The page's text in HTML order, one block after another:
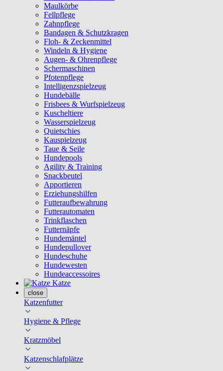
Maulkörbe
Fellpflege
Zahnpflege
Bandagen & Schutzkragen
Floh- & Zeckenmittel
Windeln & Hygiene
Augen- & Ohrenpflege
Schermaschinen
Pfotenpflege
Intelligenzspielzeug
Hundebälle
Frisbees & Wurfspielzeug
Kuscheltiere
Wasserspielzeug
Quietschies
Kauspielzeug
Taue & Seile
Hundepools
Agility & Training
Snackbeutel
Apportieren
Erziehungshilfen
Futteraufbewahrung
Futterautomaten
Trinkflaschen
Futternäpfe
Hundemäntel
Hundepullover
Hundeschuhe
Hundewesten
Hundeaccessoires
Katze
close
Katzenfutter
Hygiene & Pflege
Kratzmöbel
Katzenschlafplätze